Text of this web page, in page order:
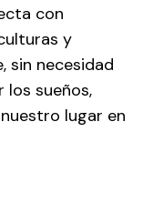
con
y
sin necesidad
los sueños,
lugar en